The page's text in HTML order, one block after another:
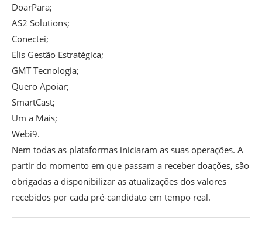
DoarPara;
AS2 Solutions;
Conectei;
Elis Gestão Estratégica;
GMT Tecnologia;
Quero Apoiar;
SmartCast;
Um a Mais;
Webi9.
Nem todas as plataformas iniciaram as suas operações. A
partir do momento em que passam a receber doações, são
obrigadas a disponibilizar as atualizações dos valores
recebidos por cada pré-candidato em tempo real.